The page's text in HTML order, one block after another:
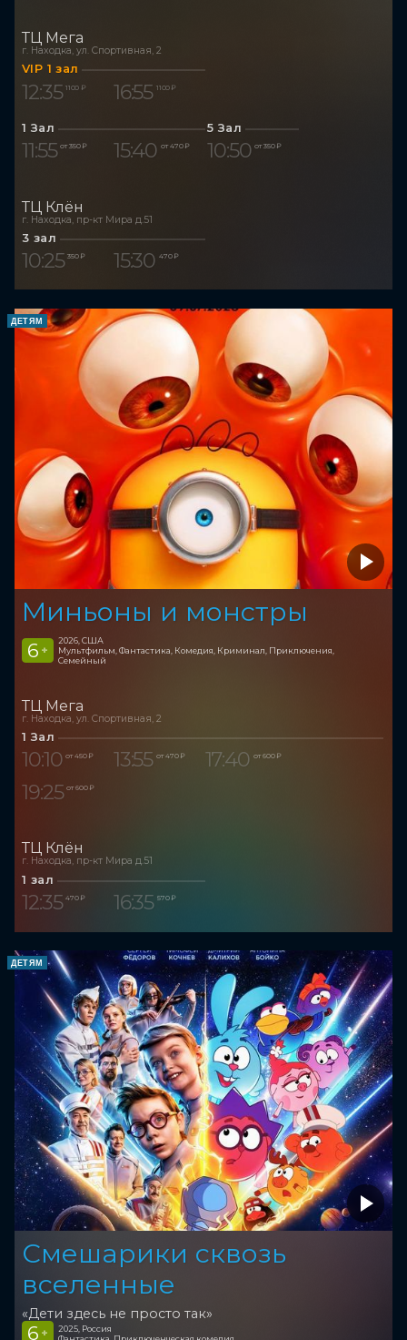
ТЦ Мега
г. Находка, ул. Спортивная, 2
VIP 1 зал
12:35 1 100 ₽ 16:55 1 100 ₽
1 Зал
11:55 от 350 ₽ 15:40 от 470 ₽
5 Зал
10:50 от 350 ₽
ТЦ Клён
г. Находка, пр-кт Мира д.51
3 зал
10:25 350 ₽ 15:30 470 ₽
ДЕТЯМ
Миньоны и монстры
6 +
2026, США
Мультфильм, Фантастика, Комедия, Криминал, Приключения,
Семейный
ТЦ Мега
г. Находка, ул. Спортивная, 2
1 Зал
10:10 от 450 ₽ 13:55 от 470 ₽ 17:40 от 600 ₽
19:25 от 600 ₽
ТЦ Клён
г. Находка, пр-кт Мира д.51
1 зал
12:35 470 ₽ 16:35 570 ₽
ДЕТЯМ
Смешарики сквозь
вселенные
«Дети здесь не просто так»
6 +
2025, Россия